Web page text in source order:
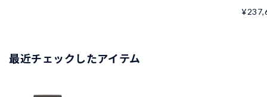
最近チェックしたアイテム